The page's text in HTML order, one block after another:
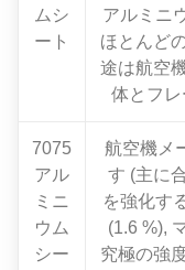
ムシ
ート
アルミニ
ほとんど
途は航空
体とフ
7075
アル
ミニ
ウム
シー
航空機メ
す (主に
を強化す
(1.6 %),
究極の強